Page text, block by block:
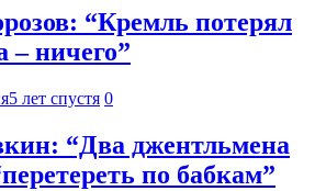
“Кремль потерял
– ничего”
5 лет спустя 0
“Два джентльмена
по бабкам”